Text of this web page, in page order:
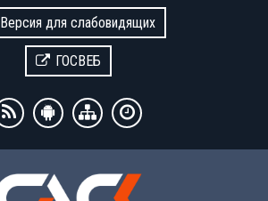
Версия для слабовидящих
ГОСВЕБ